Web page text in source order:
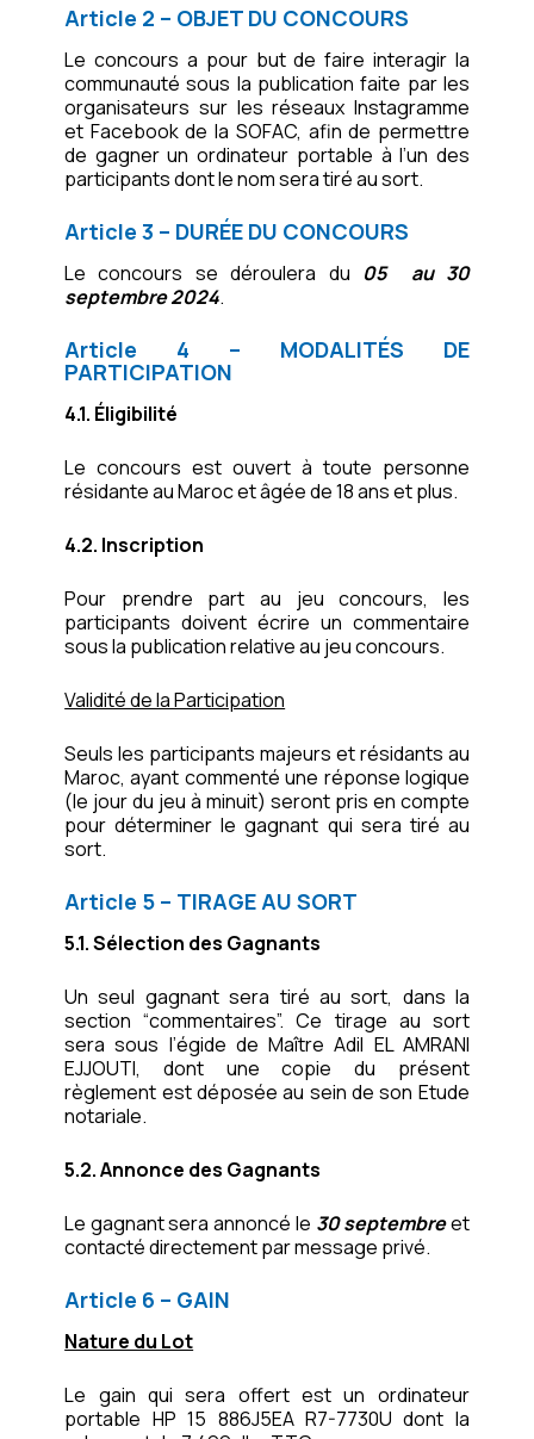
Article 2 – OBJET DU CONCOURS
Le concours a pour but de faire interagir la
communauté sous la publication faite par les
organisateurs sur les réseaux Instagramme
et Facebook de la SOFAC, afin de permettre
de gagner un ordinateur portable à l’un des
participants dont le nom sera tiré au sort.
Article 3 – DURÉE DU CONCOURS
Le concours se déroulera du 05 au 30
septembre 2024.
Article 4 – MODALITÉS DE
PARTICIPATION
4.1. Éligibilité
Le concours est ouvert à toute personne
résidante au Maroc et âgée de 18 ans et plus.
4.2. Inscription
Pour prendre part au jeu concours, les
participants doivent écrire un commentaire
sous la publication relative au jeu concours.
Validité de la Participation
Seuls les participants majeurs et résidants au
Maroc, ayant commenté une réponse logique
(le jour du jeu à minuit) seront pris en compte
pour déterminer le gagnant qui sera tiré au
sort.
Article 5 – TIRAGE AU SORT
5.1. Sélection des Gagnants
Un seul gagnant sera tiré au sort, dans la
section “commentaires”. Ce tirage au sort
sera sous l’égide de Maître Adil EL AMRANI
EJJOUTI, dont une copie du présent
règlement est déposée au sein de son Etude
notariale.
5.2. Annonce des Gagnants
Le gagnant sera annoncé le 30 septembreet
contacté directement par message privé.
Article 6 – GAIN
Nature du Lot
Le gain qui sera offert est un ordinateur
portable HP 15 886J5EA R7-7730U dont la